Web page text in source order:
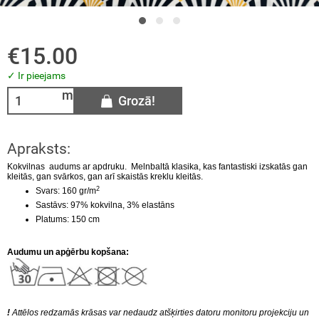
€15.00
✓ Ir pieejams
m Grozā!
Apraksts:
Kokvilnas audums ar apdruku. Melnbaltā klasika, kas fantastiski izskatās gan
kleitās, gan svārkos, gan arī skaistās kreklu kleitās.
Svars: 160 gr/m2
Sastāvs: 97% kokvilna, 3% elastāns
Platums: 150 cm
Audumu un apģērbu kopšana:
!Attēlos redzamās krāsas var nedaudz atšķirties datoru monitoru projekciju un
TRIKOTĀŽA
AUDUMI
AUDUMI
AUDUMI